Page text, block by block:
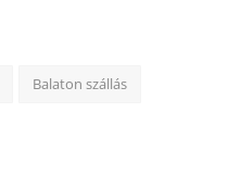
Balaton szállás